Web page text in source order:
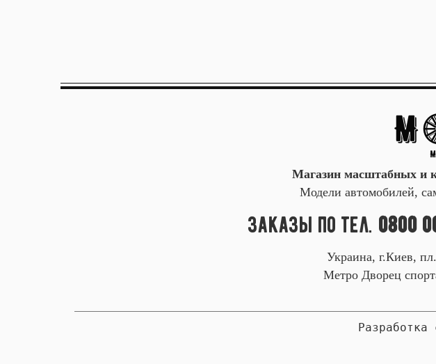
Магазин масштабных и
Модели автомобилей,
Заказы по тел. 0800
Украина, г.Киев,
Метро Дворец
Разработка